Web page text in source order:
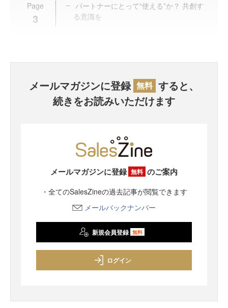
Page
3
パートナーにとって“使える”か？ 共創す
る意識を
メールマガジンに登録 無料 すると、
続きをお読みいただけます
メールマガジンに登録 無料 のご案内
・全てのSalesZineの過去記事が閲覧できます
メールバックナンバー
新規会員登録 無料
ログイン